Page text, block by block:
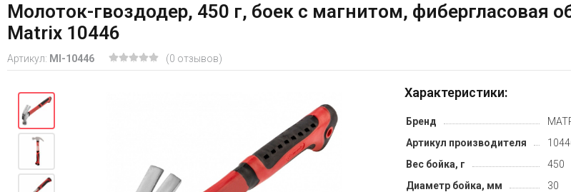
Молоток-гвоздодер, 450 г, боек c магнитом, фибергласовая
Matrix 10446
Артикул: MI-10446 (0 отзывов)
Характеристики:
Бренд
Артикул производителя
Вес бойка, г
450
Диаметр бойка, мм
30